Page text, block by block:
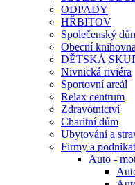
ODPADY
HŘBITOV
Společenský
Obecní knihovna
DĚTSKÁ
Nivnická riviéra
Sportovní areál
Relax centrum
Zdravotnictví
Charitní dům
Ubytování a
Firmy a
Auto -